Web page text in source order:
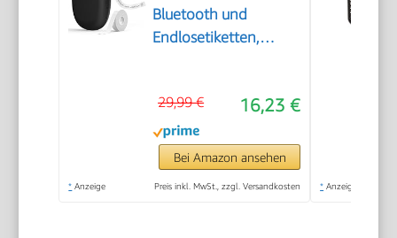
Bluetooth und
Endlosetiketten,
16,23 €
29,99 €
Bei Amazon ansehen
* Anzeige Preis inkl. MwSt., zzgl. Versandkosten * Anzeige